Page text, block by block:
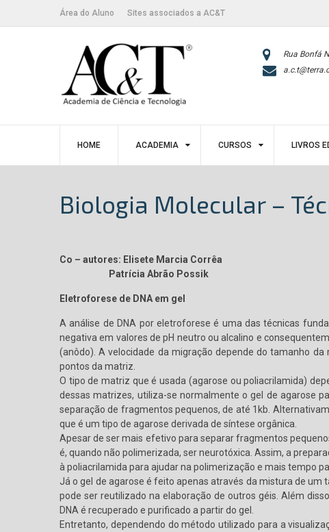
Área do Aluno Sites associados a AC&T
Rua Bonfá
HOME ACADEMIA CURSOS LIVROS
Biologia Molecular –
Co – autores: Elisete Marcia Corrêa
Patrícia Abrão Possik
Eletroforese de DNA em gel
A análise de DNA por eletroforese é uma das técnicas
negativa em valores de pH neutro ou alcalino e
(anôdo). A velocidade da migração depende do tamanho
pontos da matriz.
O tipo de matriz que é usada (agarose ou poliacrilamida)
dessas matrizes, utiliza-se normalmente o gel de agarose
separação de fragmentos pequenos, de até 1kb.
que é um tipo de agarose derivada de síntese orgânica.
Apesar de ser mais efetivo para separar fragmentos
é, quando não polimerizada, ser neurotóxica. Assim, a
à poliacrilamida para ajudar na polimerização e mais tempo
Já o gel de agarose é feito apenas através da mistura de um
pode ser reutilizado na elaboração de outros géis. Além
DNA é recuperado e purificado a partir do gel.
Entretanto, dependendo do método utilizado para a